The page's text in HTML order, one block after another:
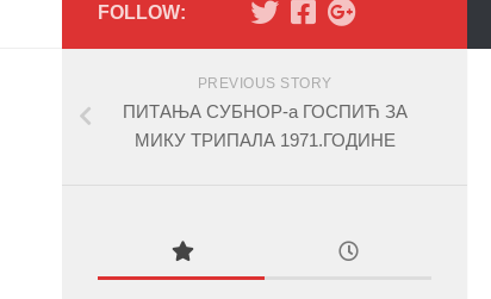
FOLLOW:
PREVIOUS STORY
ПИТАЊА СУБНОР-а ГОСПИЋ ЗА
МИКУ ТРИПАЛА 1971.ГОДИНЕ